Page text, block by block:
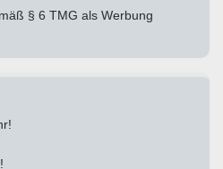
§ 6 TMG als Werbung